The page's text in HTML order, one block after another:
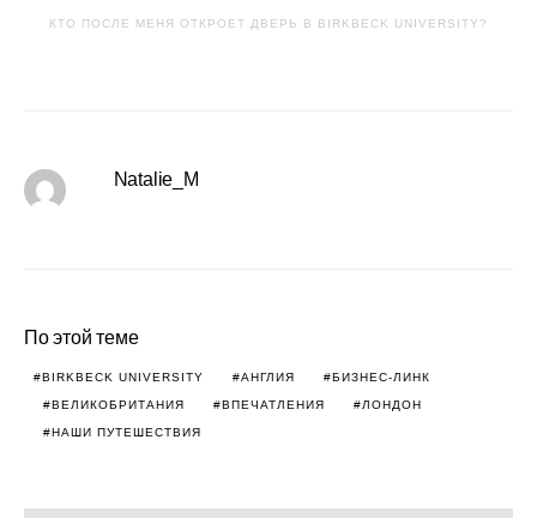
КТО ПОСЛЕ МЕНЯ ОТКРОЕТ ДВЕРЬ В BIRKBECK UNIVERSITY?
Natalie_M
По этой теме
BIRKBECK UNIVERSITY АНГЛИЯ БИЗНЕС-ЛИНК
ВЕЛИКОБРИТАНИЯ ВПЕЧАТЛЕНИЯ ЛОНДОН
НАШИ ПУТЕШЕСТВИЯ